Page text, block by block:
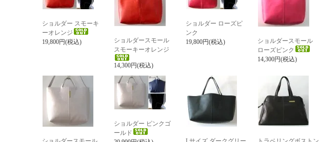
ショルダー スモーキ
ーオレンジ
19,800円(税込)
ショルダースモール
スモーキーオレンジ
14,300円(税込)
ショルダー ローズピ
ンク
19,800円(税込)
ショルダースモール
ローズピンク
14,300円(税込)
ショルダー ピンクゴ
ールド